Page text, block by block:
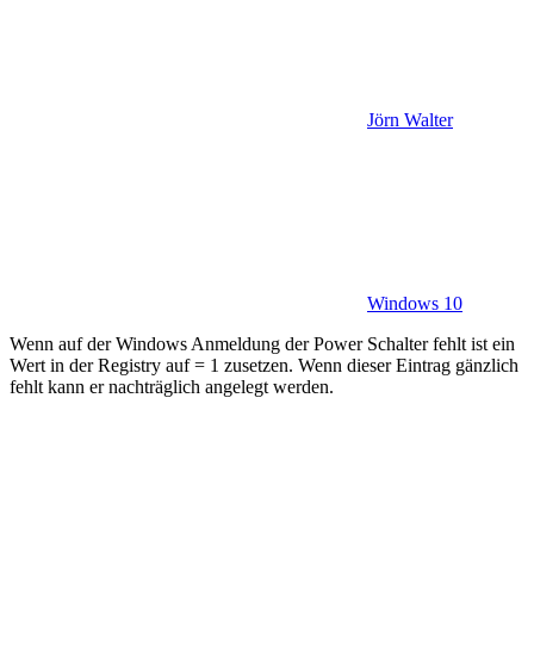
Jörn Walter
Windows 10
Wenn auf der Windows Anmeldung der Power Schalter fehlt ist ein
Wert in der Registry auf = 1 zusetzen. Wenn dieser Eintrag gänzlich
fehlt kann er nachträglich angelegt werden.